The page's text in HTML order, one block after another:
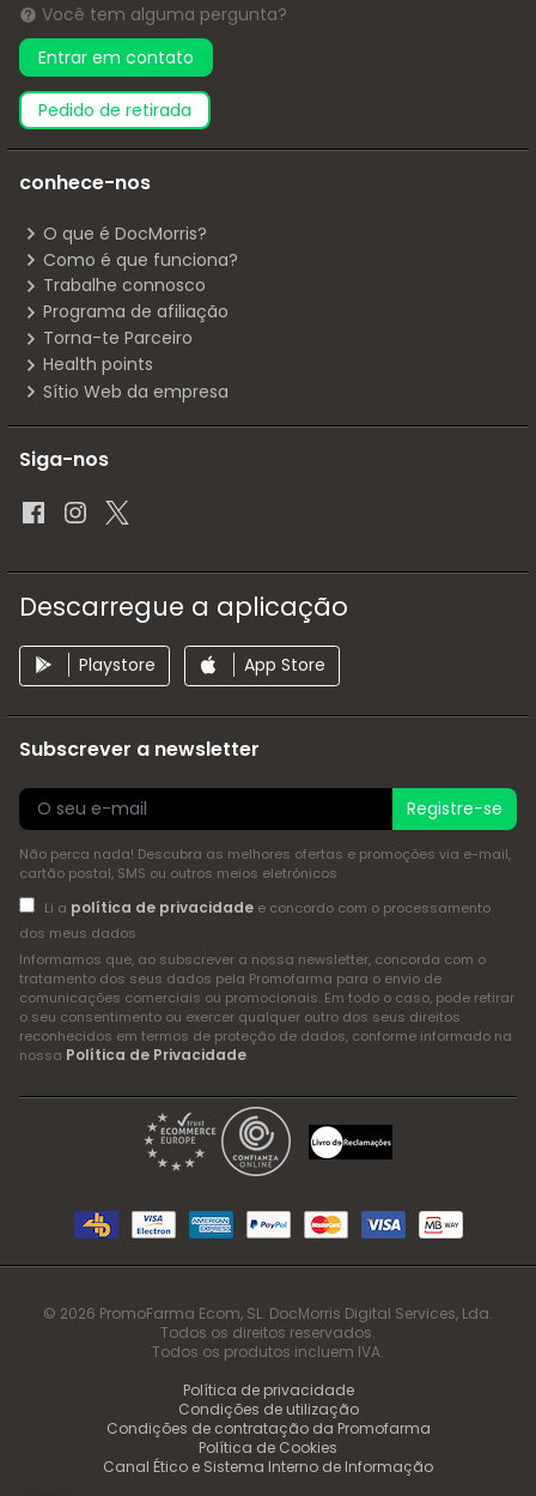
Você tem alguma pergunta?
Entrar em contato
pedido de retirada
conhece-nos
O que é DocMorris?
Como é que funciona?
Trabalhe connosco
Programa de afiliação
Torna-te Parceiro
Health points
Sítio Web da empresa
Siga-nos
Descarregue a aplicação
Playstore App Store
Subscrever a newsletter
Registre-se
Não perca nada! Descubra as melhores ofertas e promoções via e-mail,
cartão postal, SMS ou outros meios eletrónicos
Li a política de privacidadee concordo com o processamento
dos meus dados
Informamos que, ao subscrever a nossa newsletter, concorda com o
tratamento dos seus dados pela Promofarma para o envio de
comunicações comerciais ou promocionais. Em todo o caso, pode retirar
o seu consentimento ou exercer qualquer outro dos seus direitos
reconhecidos em termos de proteção de dados, conforme informado na
nossa Política de Privacidade.
© 2026 PromoFarma Ecom, SL. DocMorris Digital Services, Lda.
Todos os direitos reservados.
Todos os produtos incluem IVA.
Política de privacidade
Condições de utilização
Condições de contratação da Promofarma
Política de Cookies
Canal Ético e Sistema Interno de Informação